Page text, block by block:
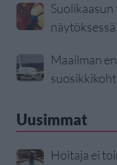
Maailman
Uusimmat
Hoitaja ei